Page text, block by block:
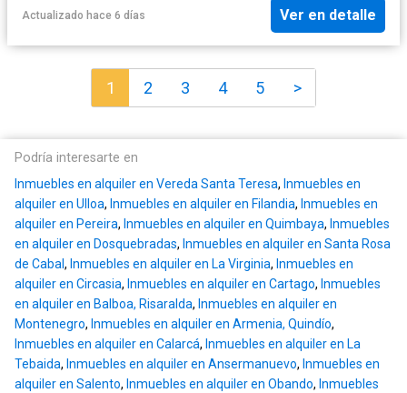
Actualizado hace 6 días Ver en detalle
1 2 3 4 5 >
Podría interesarte en
Inmuebles en alquiler en Vereda Santa Teresa, Inmuebles en
alquiler en Ulloa, Inmuebles en alquiler en Filandia, Inmuebles en
alquiler en Pereira, Inmuebles en alquiler en Quimbaya, Inmuebles
en alquiler en Dosquebradas, Inmuebles en alquiler en Santa Rosa
de Cabal, Inmuebles en alquiler en La Virginia, Inmuebles en
alquiler en Circasia, Inmuebles en alquiler en Cartago, Inmuebles
en alquiler en Balboa, Risaralda, Inmuebles en alquiler en
Montenegro, Inmuebles en alquiler en Armenia, Quindío,
Inmuebles en alquiler en Calarcá, Inmuebles en alquiler en La
Tebaida, Inmuebles en alquiler en Ansermanuevo, Inmuebles en
alquiler en Salento, Inmuebles en alquiler en Obando, Inmuebles